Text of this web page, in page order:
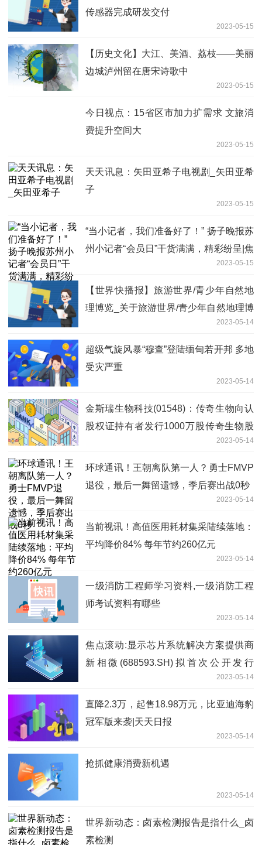
传感器完成研发交付
2023-05-15
【历史文化】大江、美酒、荔枝——美丽
边城泸州留在唐宋诗歌中
2023-05-15
今日视点：15省区市加力扩需求 文旅消
费提升空间大
2023-05-15
天天讯息：矢田亚希子电视剧_矢田亚希
子
2023-05-15
“当小记者，我们准备好了！” 扬子晚报苏
州小记者“会员日”干货满满，精彩纷呈|焦
2023-05-15
【世界快播报】旅游世界/青少年自然地
理博览_关于旅游世界/青少年自然地理博
2023-05-14
超级气旋风暴“穆查”登陆缅甸若开邦 多地
受灾严重
2023-05-14
金斯瑞生物科技(01548)：传奇生物向认
股权证持有者发行1000万股传奇生物股
2023-05-14
环球通讯！王朝离队第一人？勇士FMVP
退役，最后一舞留遗憾，季后赛出战0秒
2023-05-14
当前视讯！高值医用耗材集采陆续落地：
平均降价84% 每年节约260亿元
2023-05-14
一级消防工程师学习资料,一级消防工程
师考试资料有哪些
2023-05-14
焦点滚动:显示芯片系统解决方案提供商
新相微(688593.SH)拟首次公开发行
2023-05-14
直降2.3万，起售18.98万元，比亚迪海豹
冠军版来袭|天天日报
2023-05-14
抢抓健康消费新机遇
2023-05-14
世界新动态：卤素检测报告是指什么_卤
素检测